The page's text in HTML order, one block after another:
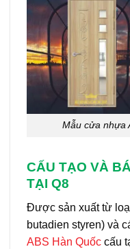
Mẫu cửa nhựa
CẤU TẠO VÀ
TẠI Q8
Được sản xuất từ
butadien styren) và
ABS Hàn Quốc cấu